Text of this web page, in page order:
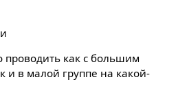
как с большим
и в малой группе на какой-